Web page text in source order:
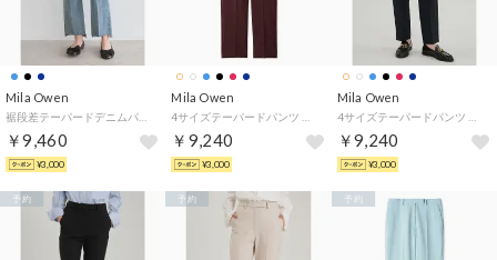
Mila Owen
￥9,460
¥3,000
Mila Owen
￥9,240
¥3,000
Mila Owen
￥9,240
¥3,000
予約 予約 予約